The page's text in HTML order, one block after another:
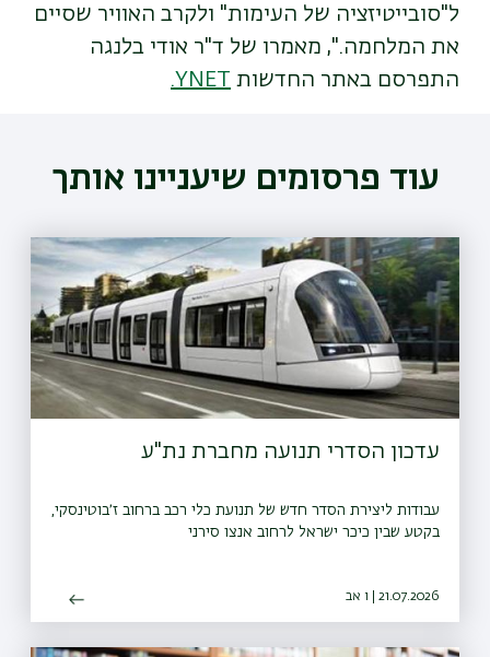
ל"סובייטיזציה של העימות" ולקרב האוויר שסיים
את המלחמה.", מאמרו של ד"ר אודי בלנגה
התפרסם באתר החדשות YNET.
עוד פרסומים שיעניינו אותך
עדכון הסדרי תנועה מחברת נת"ע
עבודות ליצירת הסדר חדש של תנועת כלי רכב ברחוב ז׳בוטינסקי,
בקטע שבין כיכר ישראל לרחוב אנצו סירני
21.07.2026 | ו אב